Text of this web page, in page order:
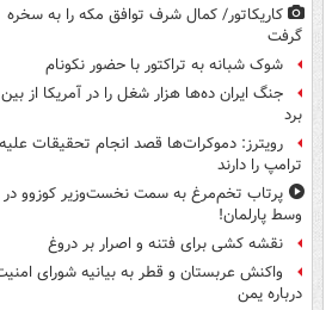
کاریکاتور/ کمال شرف توافق مکه را به سخره
گرفت
شوک شبانه به تراکتور با حضور نکونام
جنگ ایران ده‌ها هزار شغل را در آمریکا از بین
برد
رویترز: دموکرات‌ها قصد انجام تحقیقات علیه
ترامپ را دارند
پرتاب تخم‌مرغ به سمت نخست‌وزیر کوزوو در
وسط پارلمان!
نقشه کشی برای فتنه و اصرار بر دروغ
واکنش عربستان و قطر به بیانیه شورای
درباره یمن